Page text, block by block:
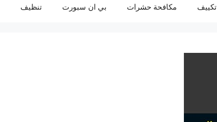
تكييف مكافحة حشرات بي ان سبورت تنظيف